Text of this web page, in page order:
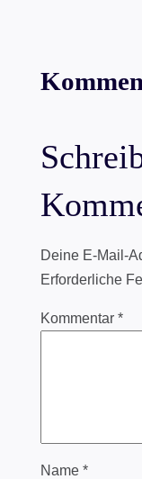
Deine E-Mail-
Erforderliche
Kommentar *
Name *